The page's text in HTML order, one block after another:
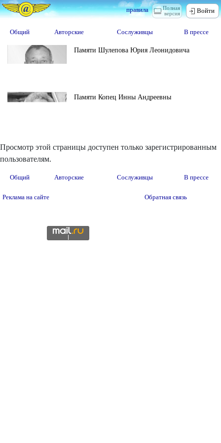
Полная
версия
правила Войти
Общий Авторские Сослуживцы В прессе
Памяти Шулепова Юрия Леонидовича
Памяти Копец Инны Андреевны
Просмотр этой страницы доступен только зарегистрированным
пользователям.
Общий Авторские Сослуживцы В прессе
Реклама на сайте Обратная связь